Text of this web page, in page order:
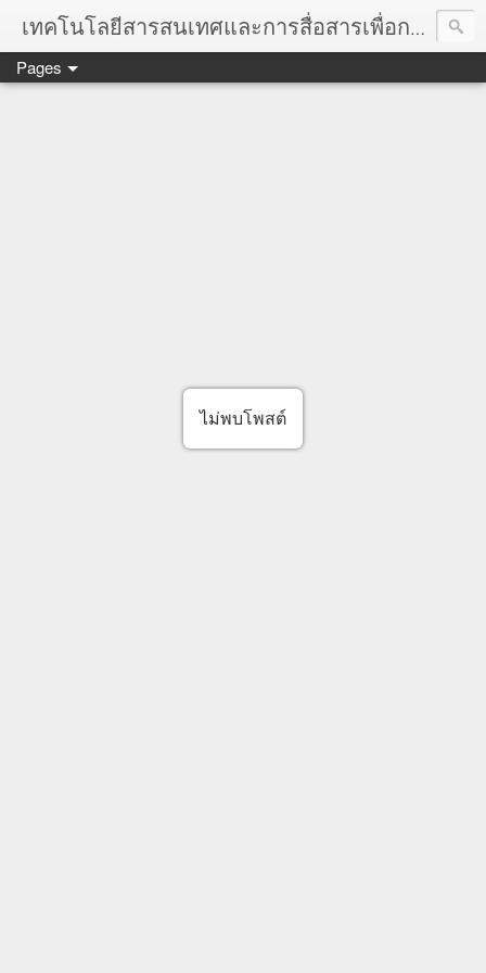
เทคโนโลยีสารสนเทศและการสื่อสารเพื่อการเรียนรู้ICT-based Learning:ICT-BL @ ผศ.ดร.ศิริชัย นามบุรี
Pages
ไม่พบโพสต์